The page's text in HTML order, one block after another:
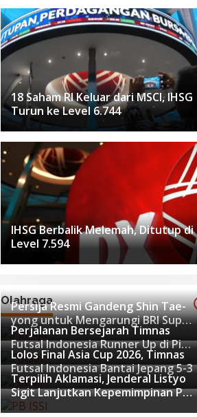
18 Saham RI Keluar dari MSCI, IHSG
Turun ke Level 6.744
IHSG Berbalik Melemah, Ditutup di
Level 7.594
Olahraga
Persija Resmi Gandeng Shin Tae-
yong untuk Mengarungi BRI Super
League 2026-2027
Perjalanan Bersejarah Timnas
Futsal Indonesia Runner Up di Piala
Asia Futsal 2026
Lolos Final Asia Cup 2026, Timnas
Futsal Indonesia Bantai Jepang 5-3
Terpilih Aklamasi, Jenderal Listyo
Sigit Lanjutkan Kepemimpinan PB
ISSI hingga 2029